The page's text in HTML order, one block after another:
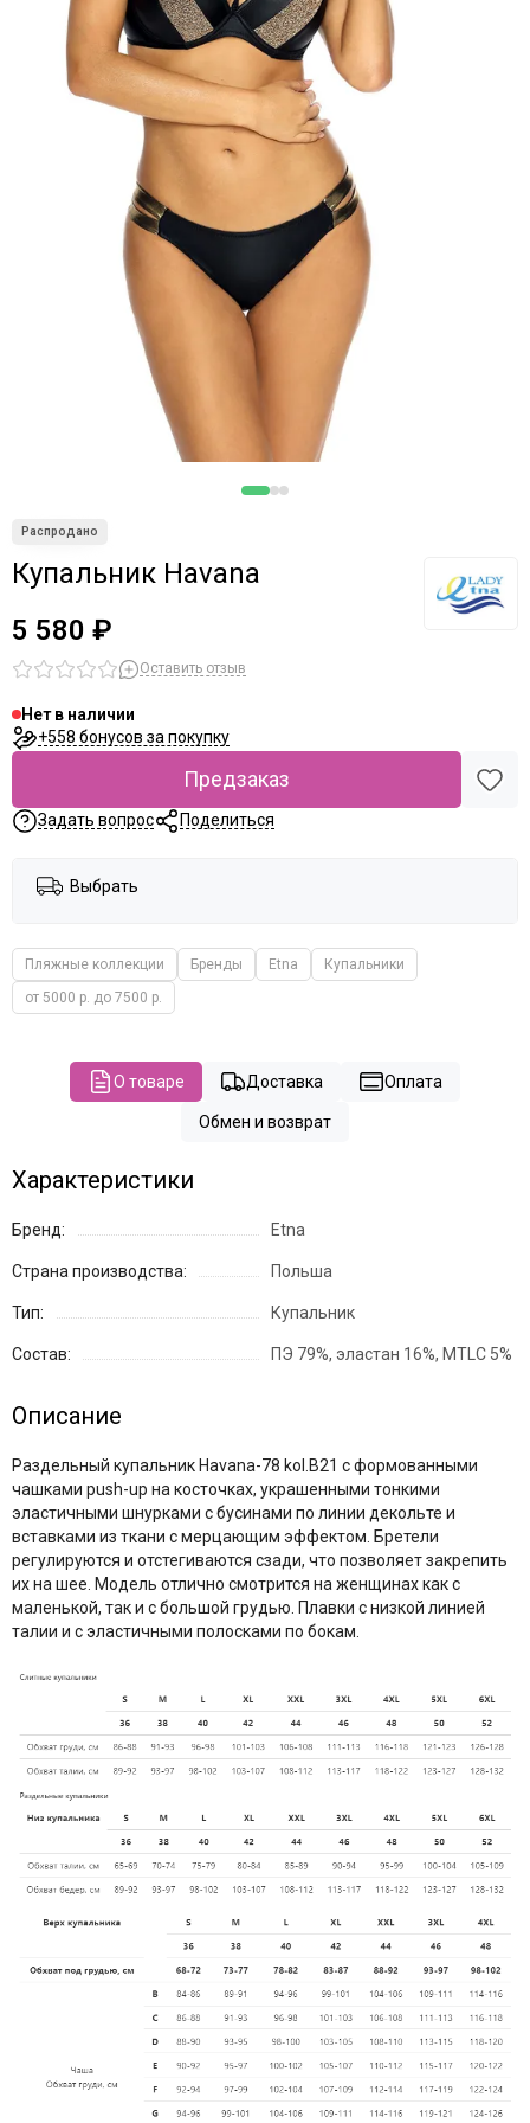
Купальник Havana
5 580 ₽
Оставить отзыв
Нет в наличии
+558 бонусов за покупку
Предзаказ
Задать вопрос Поделиться
Выбрать
Пляжные коллекции Бренды Etna
Купальники
от 5000 р. до 7500 р.
О товаре Доставка Оплата
Обмен и возврат
Характеристики
Бренд: Etna
Страна производства: Польша
Тип: Купальник
Состав: ПЭ 79%, эластан 16%, MTLC 5%
Описание
Раздельный купальник Havana-78 kol.B21 с формованными
чашками push-up на косточках, украшенными тонкими
эластичными шнурками с бусинами по линии декольте и
вставками из ткани с мерцающим эффектом. Бретели
регулируются и отстегиваются сзади, что позволяет закрепить
их на шее. Модель отлично смотрится на женщинах как с
маленькой, так и с большой грудью. Плавки с низкой линией
талии и с эластичными полосками по бокам.